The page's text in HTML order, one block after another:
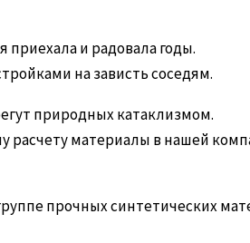
и радовала годы.
на зависть соседям.
природных катаклизмом.
расчету материалы в нашей
прочных синтетических